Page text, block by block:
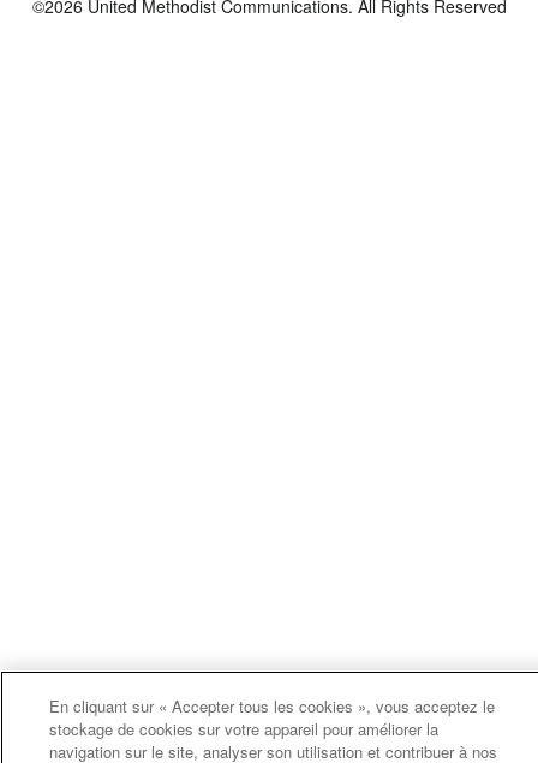
©2026 United Methodist Communications. All Rights Reserved
En cliquant sur « Accepter tous les cookies », vous acceptez le
stockage de cookies sur votre appareil pour améliorer la
navigation sur le site, analyser son utilisation et contribuer à nos